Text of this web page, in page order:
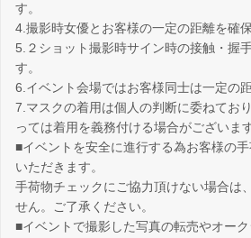
す。
4.撮影時女優とお客様の一定の距離を確
5.２ショット撮影時サイン時の接触・握
す。
6.イベント会場ではお客様同士は一定の
7.マスクの着用は個人の判断に委ねてお
っては着用を義務付ける場合がございます
■イベントを安全に進行する為お客様の
いただきます。
手荷物チェックにご協力頂けない場合は
せん。ご了承ください。
■イベントで撮影した写真の転売やオー